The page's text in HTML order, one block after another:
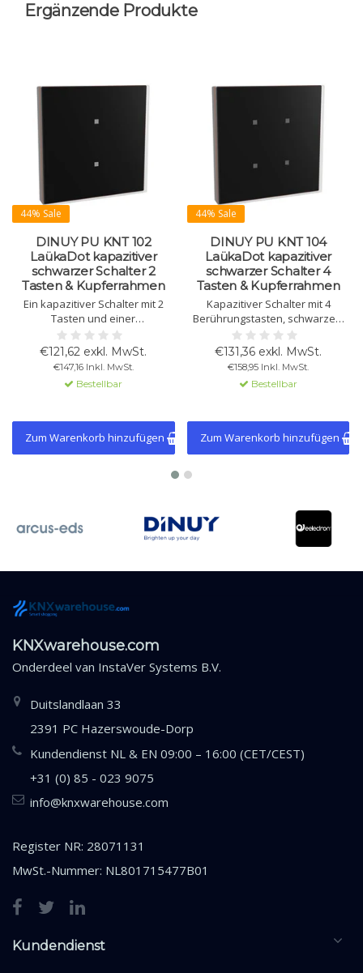
Ergänzende Produkte
44% Sale
DINUY PU KNT 102
LaükaDot kapazitiver
schwarzer Schalter 2
Tasten & Kupferrahmen
Ein kapazitiver Schalter mit 2
Tasten und einer
Glasbedienfläche zur Steuerung
von Beleuchtung, Rollläden und
Thermostatfunktionen.
Schwarzes Glas mit
Kupferrahmen.
€121,62 exkl. MwSt.
€147,16 Inkl. MwSt.
Bestellbar
Zum Warenkorb hinzufügen
44% Sale
DINUY PU KNT 104
LaükaDot kapazitiver
schwarzer Schalter 4
Tasten & Kupferrahmen
Kapazitiver Schalter mit 4
Berührungstasten, schwarzem
Glas und Kupferrahmen.
Eingebaute Temperatur- und
Lichtsensoren,
Thermostatfunktion, KNX-
kompatibel.
€131,36 exkl. MwSt.
€158,95 Inkl. MwSt.
Bestellbar
Zum Warenkorb hinzufügen
KNXwarehouse.com
Onderdeel van InstaVer Systems B.V.
Duitslandlaan 33
2391 PC Hazerswoude-Dorp
Kundendienst NL & EN 09:00 – 16:00 (CET/CEST)
+31 (0) 85 - 023 9075
info@knxwarehouse.com
Register NR: 28071131
MwSt.-Nummer: NL801715477B01
Kundendienst